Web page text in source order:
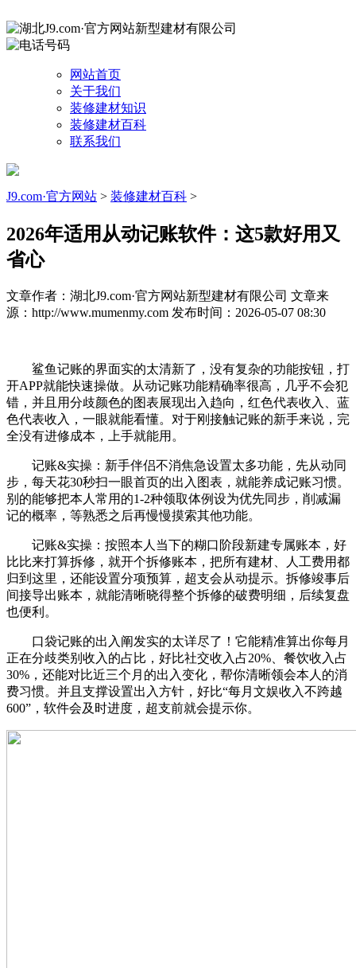
网站首页
关于我们
装修建材知识
装修建材百科
联系我们
J9.com·官方网站 > 装修建材百科 >
2026年适用从动记账软件：这5款好用又
省心
文章作者：湖北J9.com·官方网站新型建材有限公司 文章来
源：http://www.mumenmy.com 发布时间：2026-05-07 08:30
鲨鱼记账的界面实的太清新了，没有复杂的功能按钮，打
开APP就能快速操做。从动记账功能精确率很高，几乎不会犯
错，并且用分歧颜色的图表展现出入趋向，红色代表收入、蓝
色代表收入，一眼就能看懂。对于刚接触记账的新手来说，完
全没有进修成本，上手就能用。
记账&实操：新手伴侣不消焦急设置太多功能，先从动同
步，每天花30秒扫一眼首页的出入图表，就能养成记账习惯。
别的能够把本人常用的1-2种领取体例设为优先同步，削减漏
记的概率，等熟悉之后再慢慢摸索其他功能。
记账&实操：按照本人当下的糊口阶段新建专属账本，好
比比来打算拆修，就开个拆修账本，把所有建材、人工费用都
归到这里，还能设置分项预算，超支会从动提示。拆修竣事后
间接导出账本，就能清晰晓得整个拆修的破费明细，后续复盘
也便利。
口袋记账的出入阐发实的太详尽了！它能精准算出你每月
正在分歧类别收入的占比，好比社交收入占20%、餐饮收入占
30%，还能对比近三个月的出入变化，帮你清晰领会本人的消
费习惯。并且支撑设置出入方针，好比“每月文娱收入不跨越
600”，软件会及时进度，超支前就会提示你。